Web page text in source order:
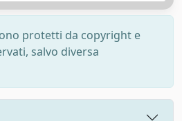
protetti da copyright e
salvo diversa